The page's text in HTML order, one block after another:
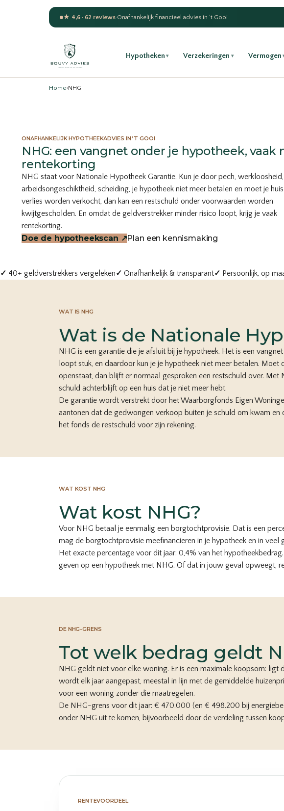
★ 4,6 · 62 reviews·Onafhankelijk financieel advies in 't Gooi
Hypotheken ▾ Verzekeringen ▾ Vermogen
Home›NHG
ONAFHANKELIJK HYPOTHEEKADVIES IN ’T GOOI
NHG: een vangnet onder je hypotheek, vaak
rentekorting
NHG staat voor Nationale Hypotheek Garantie. Kun je door pech, werkloosheid,
arbeidsongeschiktheid, scheiding, je hypotheek niet meer betalen en moet je
verlies worden verkocht, dan kan een restschuld onder voorwaarden worden
kwijtgescholden. En omdat de geldverstrekker minder risico loopt, krijg je vaak
rentekorting.
Doe de hypotheekscan ↗Plan een kennismaking
✓ 40+ geldverstrekkers vergeleken✓ Onafhankelijk & transparant✓ Persoonlijk, op
WAT IS NHG
Wat is de Nationale
NHG is een garantie die je afsluit bij je hypotheek. Het is een
loopt stuk, en daardoor kun je je hypotheek niet meer betalen.
openstaat, dan blijft er normaal gesproken een restschuld over.
schuld achterblijft op een huis dat je niet meer hebt.
De garantie wordt verstrekt door het Waarborgfonds Eigen
aantonen dat de gedwongen verkoop buiten je schuld om kwam
het fonds de restschuld voor zijn rekening.
WAT KOST NHG
Wat kost NHG?
Voor NHG betaal je eenmalig een borgtochtprovisie. Dat is een
mag de borgtochtprovisie meefinancieren in je hypotheek en in
Het exacte percentage voor dit jaar: 0,4% van het
geven op een hypotheek met NHG. Of dat in jouw geval opweegt,
DE NHG-GRENS
Tot welk bedrag geldt
NHG geldt niet voor elke woning. Er is een maximale koopsom: ligt
wordt elk jaar aangepast, meestal in lijn met de gemiddelde
voor een woning zonder die maatregelen.
De NHG-grens voor dit jaar: € 470.000 (en € 498.200 bij
onder NHG uit te komen, bijvoorbeeld door de verdeling tussen
RENTEVOORDEEL